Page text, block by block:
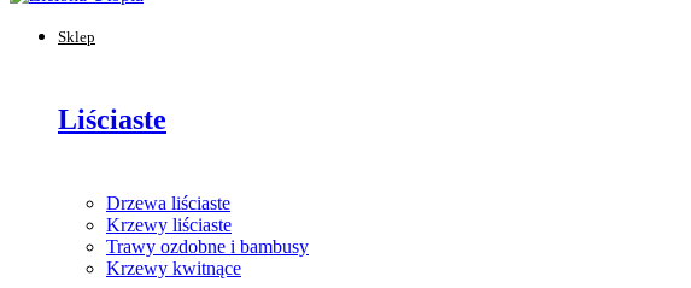
Sklep
Liściaste
Drzewa liściaste
Krzewy liściaste
Trawy ozdobne i bambusy
Krzewy kwitnące